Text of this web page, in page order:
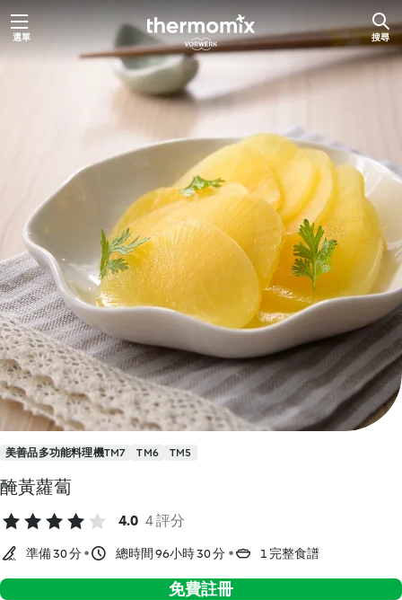
跳
至
選單 搜尋
美善品多功能料理機TM7 TM6 TM5
醃黃蘿蔔
4.0 4 評分
準備 30 分 總時間 96小時 30 分 1 完整食譜
免費註冊